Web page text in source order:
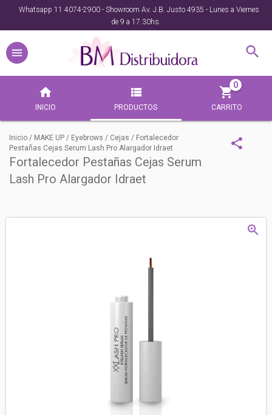
Whatsapp 11 4074-2900 - Showroom Av. J.B. Justo 4935 - Lunes a Viernes
de 9 a 17.30hs.
INICIO PRODUCTOS CARRITO
0
Inicio / MAKE UP / Eyebrows / Cejas / Fortalecedor
Pestañas Cejas Serum Lash Pro Alargador Idraet
Fortalecedor Pestañas Cejas Serum
Lash Pro Alargador Idraet